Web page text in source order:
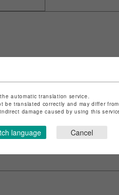
基づく表記はこちら
はこちら
automatic translation service.
be translated correctly and may differ
damage caused by using this
language Cancel